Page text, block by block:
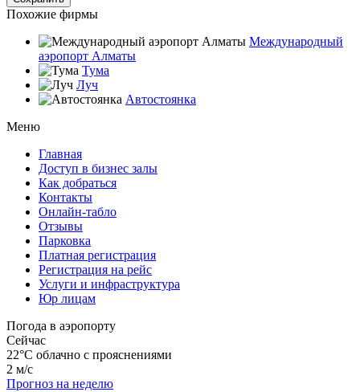
Похожие фирмы
Международный
аэропорт Алматы
Тума
Луч
Автостоянка
Меню
Главная
Доступ в бизнес залы
Как добраться
Контакты
Онлайн-табло
Отзывы
Парковка
Платная регистрация
Регистрация на рейс
Услуги и инфраструктура
Юр лицам
Погода в аэропорту
Сейчас
22°C облачно с прояснениями
2 м/с
Прогноз на неделю